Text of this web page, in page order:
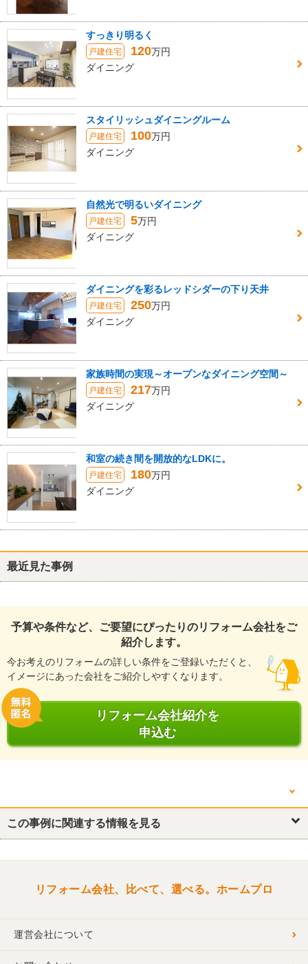
すっきり明るく
戸建住宅 120万円
ダイニング
スタイリッシュダイニングルーム
戸建住宅 100万円
ダイニング
自然光で明るいダイニング
戸建住宅 5万円
ダイニング
ダイニングを彩るレッドシダーの下り天井
戸建住宅 250万円
ダイニング
家族時間の実現～オープンなダイニング空間～
戸建住宅 217万円
ダイニング
和室の続き間を開放的なLDKに。
戸建住宅 180万円
ダイニング
最近見た事例
予算や条件など、ご要望にぴったりのリフォーム会社をご
紹介します。
今お考えのリフォームの詳しい条件をご登録いただくと、
イメージにあった会社をご紹介しやすくなります。
リフォーム会社紹介を
申込む
他の箇所を見る
キッチン・台所 浴室・ユニットバス トイレ
この事例に関連する情報を見る
リフォーム会社、比べて、選べる。ホームプロ
運営会社について